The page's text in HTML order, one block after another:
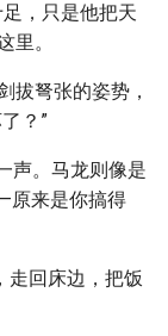
，只是他把天
里。
拔弩张的姿势，
？”
声。马龙则像是
原来是你搞得
走回床边，把饭